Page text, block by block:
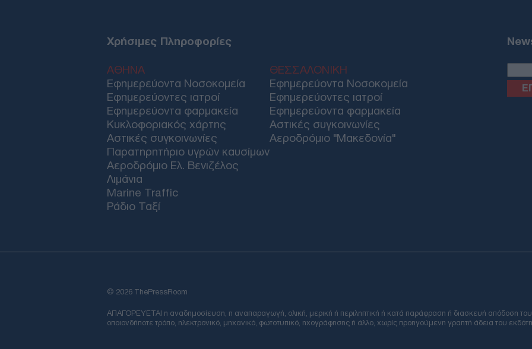
Χρήσιμες Πληροφορίες
ΑΘΗΝΑ
Εφημερεύοντα Νοσοκομεία
Εφημερεύοντες ιατροί
Εφημερεύοντα φαρμακεία
Κυκλοφοριακός χάρτης
Αστικές συγκοινωνίες
Παρατηρητήριο υγρών καυσίμων
Αεροδρόμιο Ελ. Βενιζέλος
Λιμάνια
Marine Traffic
Ράδιο Ταξί
ΘΕΣΣΑΛΟΝΙΚΗ
Εφημερεύοντα Νοσοκομεία
Εφημερεύοντες ιατροί
Εφημερεύοντα φαρμακεία
Αστικές συγκοινωνίες
Αεροδρόμιο "Μακεδονία"
© 2026 ThePressRoom
ΑΠΑΓΟΡΕΥΕΤΑΙ η αναδημοσίευση, η αναπαραγωγή, ολική, μερική ή περιληπτική ή κατά παράφραση ή διασκευή απόδοση
οποιονδήποτε τρόπο, ηλεκτρονικό, μηχανικό, φωτοτυπικό, ηχογράφησης ή άλλο, χωρίς προηγούμενη γραπτή άδεια του εκδότη.